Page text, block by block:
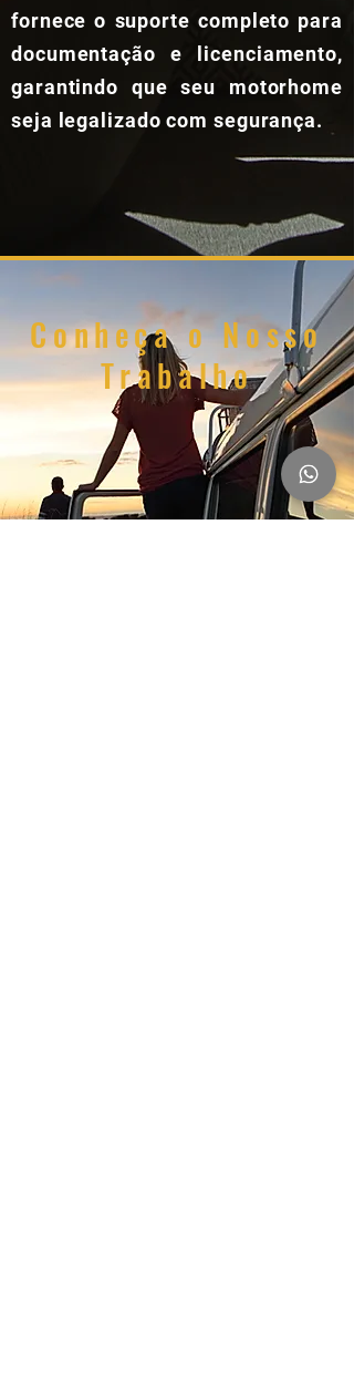
fornece o suporte completo para
documentação e licenciamento,
garantindo que seu motorhome
seja legalizado com segurança.
Conheça o Nosso
Trabalho